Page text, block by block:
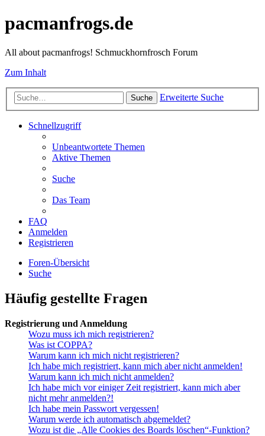
pacmanfrogs.de
All about pacmanfrogs! Schmuckhornfrosch Forum
Zum Inhalt
Suche Erweiterte Suche
Schnellzugriff
Unbeantwortete Themen
Aktive Themen
Suche
Das Team
FAQ
Anmelden
Registrieren
Foren-Übersicht
Suche
Häufig gestellte Fragen
Registrierung und Anmeldung
Wozu muss ich mich registrieren?
Was ist COPPA?
Warum kann ich mich nicht registrieren?
Ich habe mich registriert, kann mich aber nicht anmelden!
Warum kann ich mich nicht anmelden?
Ich habe mich vor einiger Zeit registriert, kann mich aber
nicht mehr anmelden?!
Ich habe mein Passwort vergessen!
Warum werde ich automatisch abgemeldet?
Wozu ist die „Alle Cookies des Boards löschen“-Funktion?